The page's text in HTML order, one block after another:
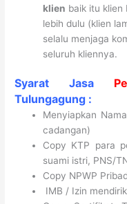
klien baik itu klien
lebih dulu (klien
selalu menjaga
seluruh kliennya.
Syarat Jasa
Tulungagung :
Menyiapkan
cadangan)
Copy KTP para
suami istri, PNS/
Copy NPWP
IMB / Izin